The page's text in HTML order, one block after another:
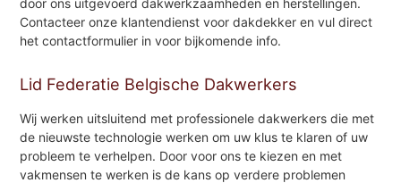
door ons uitgevoerd dakwerkzaamheden en herstellingen.
Contacteer onze klantendienst voor dakdekker en vul direct
het contactformulier in voor bijkomende info.
Lid Federatie Belgische Dakwerkers
Wij werken uitsluitend met professionele dakwerkers die met
de nieuwste technologie werken om uw klus te klaren of uw
probleem te verhelpen. Door voor ons te kiezen en met
vakmensen te werken is de kans op verdere problemen